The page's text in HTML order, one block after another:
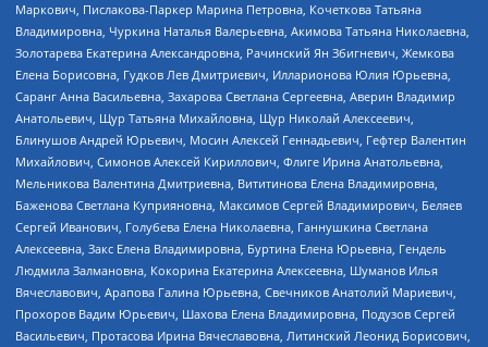
Маркович, Пислакова-Паркер Марина Петровна, Кочеткова Татьяна
Владимировна, Чуркина Наталья Валерьевна, Акимова Татьяна Николаевна,
Золотарева Екатерина Александровна, Рачинский Ян Збигневич, Жемкова
Елена Борисовна, Гудков Лев Дмитриевич, Илларионова Юлия Юрьевна,
Саранг Анна Васильевна, Захарова Светлана Сергеевна, Аверин Владимир
Анатольевич, Щур Татьяна Михайловна, Щур Николай Алексеевич,
Блинушов Андрей Юрьевич, Мосин Алексей Геннадьевич, Гефтер Валентин
Михайлович, Симонов Алексей Кириллович, Флиге Ирина Анатольевна,
Мельникова Валентина Дмитриевна, Вититинова Елена Владимировна,
Баженова Светлана Куприяновна, Максимов Сергей Владимирович, Беляев
Сергей Иванович, Голубева Елена Николаевна, Ганнушкина Светлана
Алексеевна, Закс Елена Владимировна, Буртина Елена Юрьевна, Гендель
Людмила Залмановна, Кокорина Екатерина Алексеевна, Шуманов Илья
Вячеславович, Арапова Галина Юрьевна, Свечников Анатолий Мариевич,
Прохоров Вадим Юрьевич, Шахова Елена Владимировна, Подузов Сергей
Васильевич, Протасова Ирина Вячеславовна, Литинский Леонид Борисович,